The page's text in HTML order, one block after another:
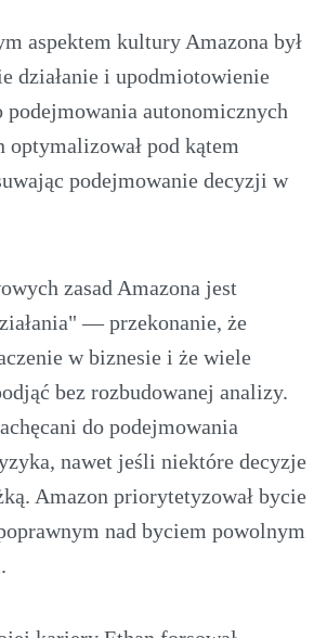
aspektem kultury Amazona był
działanie i upodmiotowienie
autonomicznych
optymalizował pod kątem
podejmowanie decyzji w
zasad Amazona jest
— przekonanie, że
w biznesie i że wiele
bez rozbudowanej analizy.
do podejmowania
nawet jeśli niektóre decyzje
Amazon priorytetyzował bycie
nad byciem powolnym